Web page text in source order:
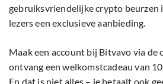
gebruiksvriendelijke crypto beurzen
lezers een exclusieve aanbieding.
Maak een account bij Bitvavo via de
ontvang een welkomstcadeau van
En dat is niet alles – je betaalt ook